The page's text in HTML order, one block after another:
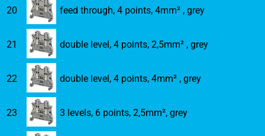
20 feed through, 4 points, 4mm² , grey
21 double level, 4 points, 2,5mm² , grey
22 double level, 4 points, 4mm² , grey
23 3 levels, 6 points, 2,5mm², grey